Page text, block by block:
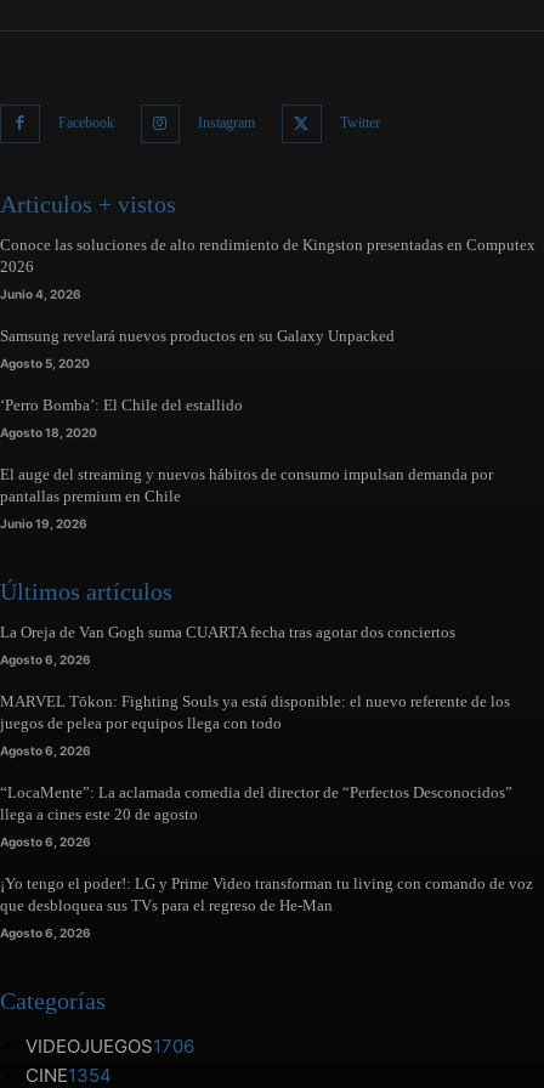
Facebook Instagram Twitter
Articulos + vistos
Conoce las soluciones de alto rendimiento de Kingston presentadas en Computex
2026
Junio 4, 2026
Samsung revelará nuevos productos en su Galaxy Unpacked
Agosto 5, 2020
‘Perro Bomba’: El Chile del estallido
Agosto 18, 2020
El auge del streaming y nuevos hábitos de consumo impulsan demanda por
pantallas premium en Chile
Junio 19, 2026
Últimos artículos
La Oreja de Van Gogh suma CUARTA fecha tras agotar dos conciertos
Agosto 6, 2026
MARVEL Tōkon: Fighting Souls ya está disponible: el nuevo referente de los
juegos de pelea por equipos llega con todo
Agosto 6, 2026
“LocaMente”: La aclamada comedia del director de “Perfectos Desconocidos”
llega a cines este 20 de agosto
Agosto 6, 2026
¡Yo tengo el poder!: LG y Prime Video transforman tu living con comando de voz
que desbloquea sus TVs para el regreso de He-Man
Agosto 6, 2026
Categorías
VIDEOJUEGOS1706
CINE1354